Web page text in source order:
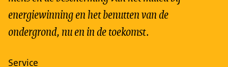
energiewinning en het benutten van de
ondergrond, nu en in de toekomst.
Service